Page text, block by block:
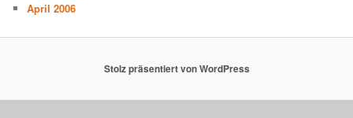
April 2006
Stolz präsentiert von WordPress